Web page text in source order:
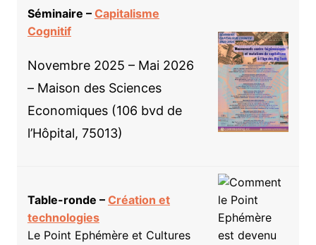
Séminaire – Capitalisme
Cognitif
Novembre 2025 – Mai 2026
– Maison des Sciences
Economiques (106 bvd de
l’Hôpital, 75013)
Table-ronde – Création et
technologies
Le Point Ephémère et Cultures